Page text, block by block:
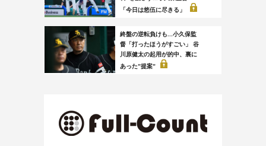
「今日は悠伍に尽きる」
終盤の逆転負けも...小久保監
督「打ったほうがすごい」 谷
川原健太の起用が的中、裏に
あった”提案”